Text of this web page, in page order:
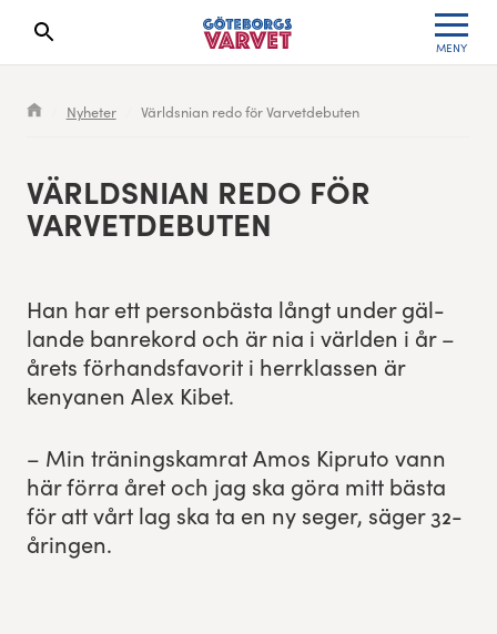
MENY
Sökresultaten dyker upp här
Nyheter Världsnian redo för Varvetdebuten
VÄRLD­SN­IAN REDO FÖR
VARVETDEBUTEN
Han har ett per­son­bäs­ta långt under gäl­
lande ban­reko­rd och är nia i världen i år –
årets förhands­fa­vorit i her­rk­lassen är
kenya­nen Alex Kibet.
– Min trän­ingskam­rat Amos Kipru­to vann
här för­ra året och jag ska göra mitt bäs­ta
för att vårt lag ska ta en ny seger, säger32-
åringen.
Seedningsregler
Göteborgsvarvet Expo
Löparinspiration och träning
Göteborgsvarvet familjeområde
Res, bo, upplev
Cityvarvet
Lilla Varvet
Varvetmilen
Leverantörer
Partnerportal
Anmälan